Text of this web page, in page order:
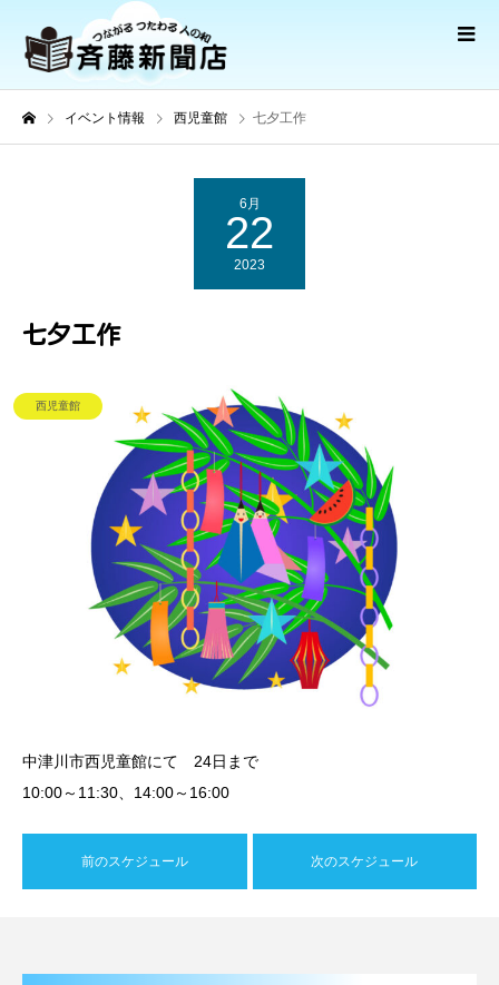
イベント情報 西児童館 七夕工作
6月
22
2023
七夕工作
西児童館
中津川市西児童館にて 24日まで
10:00～11:30、14:00～16:00
前のスケジュール 次のスケジュール